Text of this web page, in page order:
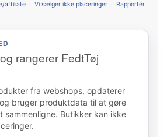
affiliate · Vi sælger ikke placeringer · Rapportér
rangerer FedtTøj
fra webshops, opdaterer
bruger produktdata til at gøre
sammenligne. Butikker kan ikke